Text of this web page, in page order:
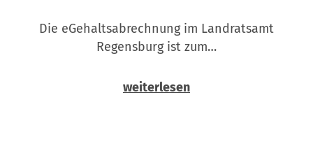
Die eGehaltsabrechnung im Landratsamt
Regensburg ist zum…
weiterlesen